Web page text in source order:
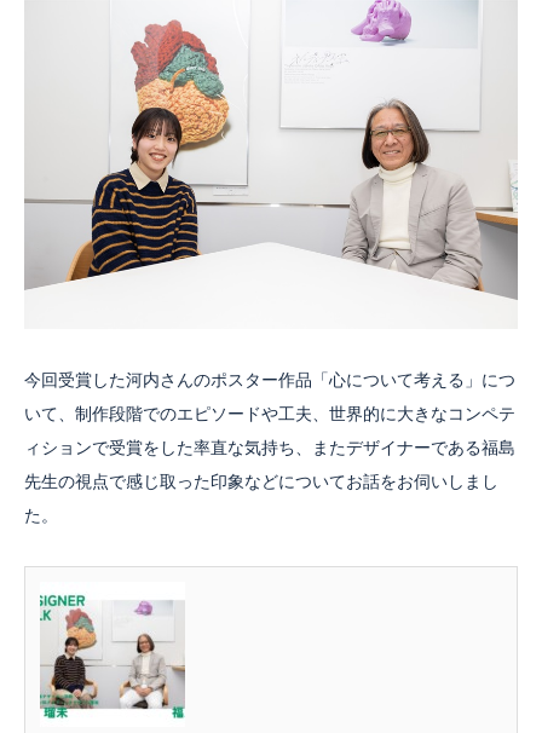
今回受賞した河内さんのポスター作品「心について考える」につ
いて、制作段階でのエピソードや工夫、世界的に大きなコンペテ
ィションで受賞をした率直な気持ち、またデザイナーである福島
先生の視点で感じ取った印象などについてお話をお伺いしまし
た。